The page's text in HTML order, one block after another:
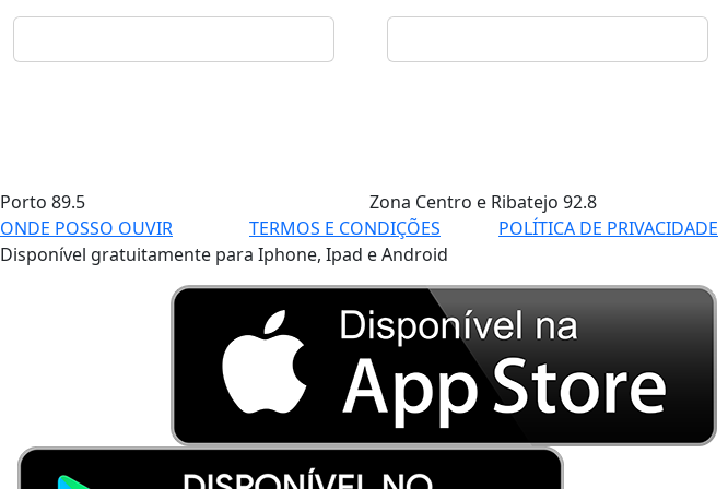
Porto 89.5 Zona Centro e Ribatejo 92.8
ONDE POSSO OUVIR
TERMOS E CONDIÇÕES POLÍTICA DE PRIVACIDADE
Disponível gratuitamente para Iphone, Ipad e Android